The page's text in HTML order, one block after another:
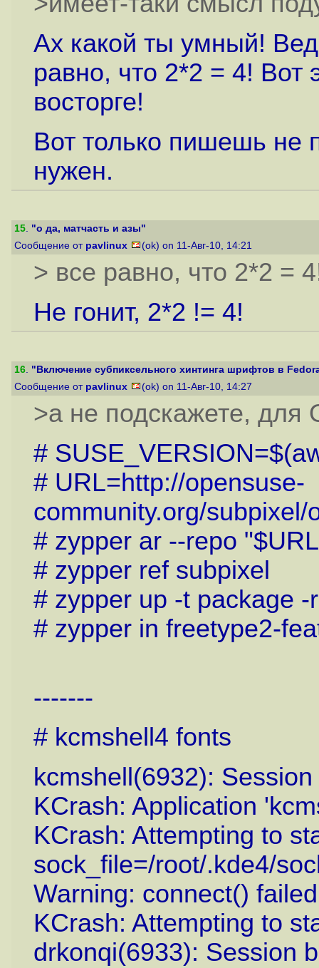
Ах какой ты умный!
равно, что 2*2 = 4!
восторге!
Вот только пишешь не
нужен.
15. "о да, матчасть и азы"
Сообщение от pavlinux (ok) on 11-Авг-10, 14:21
> все равно, что 2*2 =
Не гонит, 2*2 != 4!
16. "Включение субпиксельного хинтинга шрифтов в
Сообщение от pavlinux (ok) on 11-Авг-10, 14:27
>а не подскажете, для
#
# URL=http://opensuse-
community.org/subpixel/
# zypper ar --repo
# zypper ref subpixel
# zypper up -t package -
# zypper in freetype2-
-------
# kcmshell4 fonts
kcmshell(6932):
KCrash: Application
KCrash: Attempting to
sock_file=/root/.kde4/
Warning: connect()
KCrash: Attempting to
drkonqi(6933): Session